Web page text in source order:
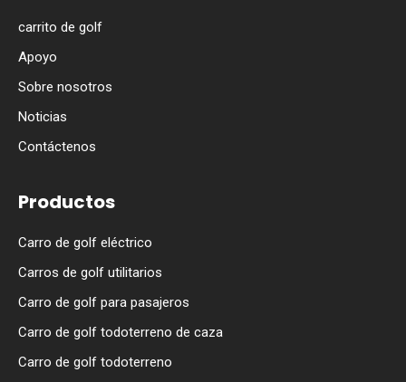
carrito de golf
Apoyo
Sobre nosotros
Noticias
Contáctenos
Productos
Carro de golf eléctrico
Carros de golf utilitarios
Carro de golf para pasajeros
Carro de golf todoterreno de caza
Carro de golf todoterreno